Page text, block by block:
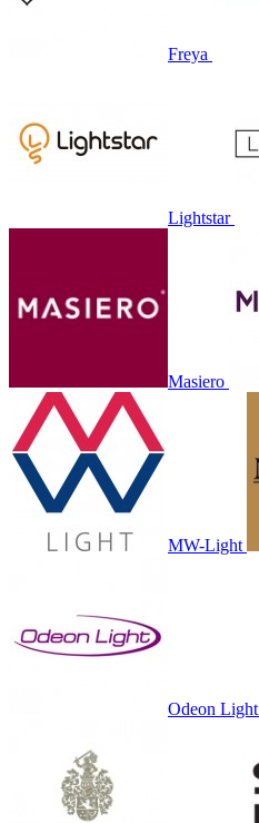
Freya
Lightstar
Masiero
MW-Light
Odeon Light